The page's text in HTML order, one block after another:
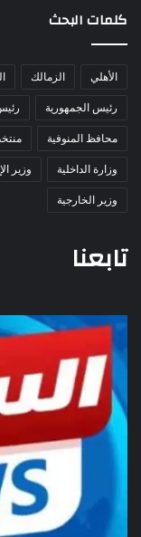
كلمات البحث
الأهلي الزمالك
رئيس الجمهورية
محافظ المنوفية
وزارة الداخلية
وزير
وزير الخارجية
تابعنا